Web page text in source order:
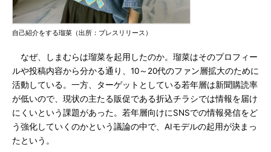
自己紹介をする瑠菜（出所：プレスリリース）
なぜ、しまむらは瑠菜を起用したのか。瑠菜はそのプロフィー
ルや投稿内容から分かる通り、10～20代のファン層拡大のために
活動している。一方、ターゲットとしている若年層は新聞購読率
が低いので、現状の主たる販促である折込チラシでは情報を届け
にくいという課題があった。若年層向けにSNSでの情報発信をど
う強化していくのかという議論の中で、AIモデルの起用が決まっ
たという。